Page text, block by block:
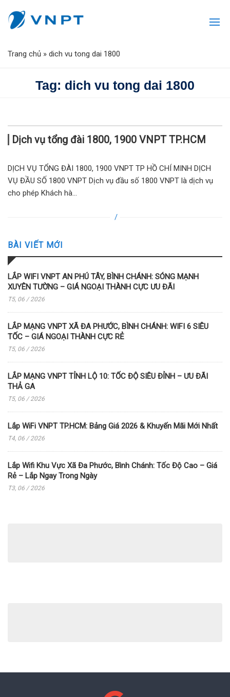
Trang chủ » dich vu tong dai 1800
Tag: dich vu tong dai 1800
Dịch vụ tổng đài 1800, 1900 VNPT TP.HCM
DỊCH VỤ TỔNG ĐÀI 1800, 1900 VNPT TP HỒ CHÍ MINH DỊCH
VỤ ĐẦU SỐ 1800 VNPT Dịch vụ đầu số 1800 VNPT là dịch vụ
cho phép Khách hà...
BÀI VIẾT MỚI
LẮP WIFI VNPT AN PHÚ TÂY, BÌNH CHÁNH: SÓNG MẠNH
XUYÊN TƯỜNG – GIÁ NGOẠI THÀNH CỰC ƯU ĐÃI
T5, 06 / 2026
LẮP MẠNG VNPT XÃ ĐA PHƯỚC, BÌNH CHÁNH: WIFI 6 SIÊU
TỐC – GIÁ NGOẠI THÀNH CỰC RẺ
T5, 06 / 2026
LẮP MẠNG VNPT TỈNH LỘ 10: TỐC ĐỘ SIÊU ĐỈNH – ƯU ĐÃI
THẢ GA
T5, 06 / 2026
Lắp WiFi VNPT TP.HCM: Bảng Giá 2026 & Khuyến Mãi Mới Nhất
T4, 06 / 2026
Lắp Wifi Khu Vực Xã Đa Phước, Bình Chánh: Tốc Độ Cao – Giá
Rẻ – Lắp Ngay Trong Ngày
T3, 06 / 2026